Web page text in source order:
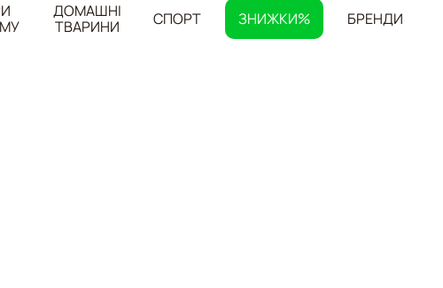
ДОМАШНІ
ТВАРИНИ
СПОРТ ЗНИЖКИ% БРЕНДИ